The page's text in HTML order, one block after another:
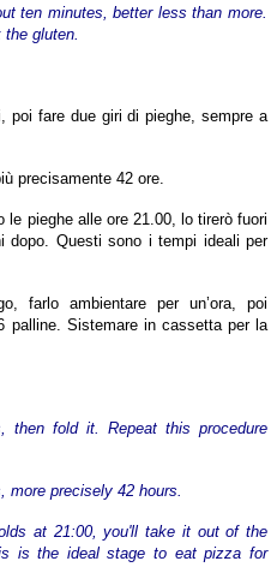
ten minutes, better less than more.
gluten.
poi fare due giri di pieghe, sempre a
precisamente 42 ore.
pieghe alle ore 21.00, lo tirerò fuori
dopo. Questi sono i tempi ideali per
farlo ambientare per un’ora, poi
palline. Sistemare in cassetta per la
then fold it. Repeat this procedure
more precisely 42 hours.
at 21:00, you'll take it out of the
is the ideal stage to eat pizza for